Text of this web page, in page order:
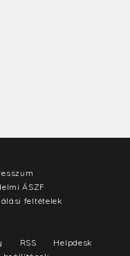
ÁSZF
feltételek
RSS
Helpdesk